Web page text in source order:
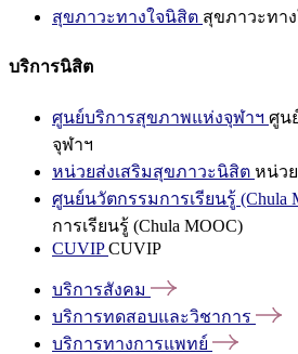
สุขภาวะทางใจนิสิต สุขภาวะทา
บริการนิสิต
ศูนย์บริการสุขภาพแห่งจุฬาฯ ศูน
จุฬาฯ
หน่วยส่งเสริมสุขภาวะนิสิต หน่ว
ศูนย์นวัตกรรมการเรียนรู้ (Chula
การเรียนรู้ (Chula MOOC)
CUVIPCUVIP
บริการสังคม
บริการทดสอบและวิชาการ
บริการทางการแพทย์